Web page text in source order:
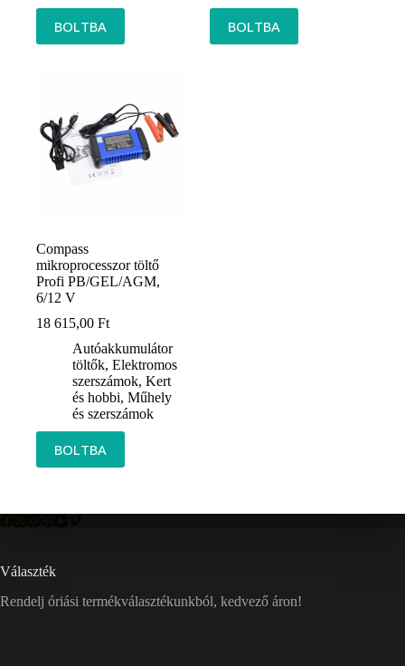
BOLTBA BOLTBA
Compass
mikroprocesszor töltő
Profi PB/GEL/AGM,
6/12 V
18 615,00 Ft
Autóakkumulátor
töltők, Elektromos
szerszámok, Kert
és hobbi, Műhely
és szerszámok
BOLTBA
Választék
Rendelj óriási termékválasztékunkból, kedvező áron!